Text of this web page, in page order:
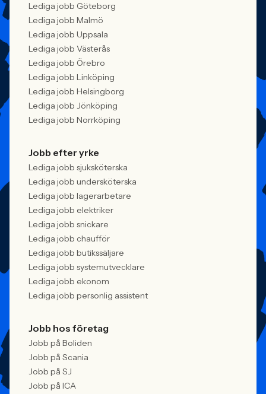
Lediga jobb Göteborg
Lediga jobb Malmö
Lediga jobb Uppsala
Lediga jobb Västerås
Lediga jobb Örebro
Lediga jobb Linköping
Lediga jobb Helsingborg
Lediga jobb Jönköping
Lediga jobb Norrköping
Jobb efter yrke
Lediga jobb sjuksköterska
Lediga jobb undersköterska
Lediga jobb lagerarbetare
Lediga jobb elektriker
Lediga jobb snickare
Lediga jobb chaufför
Lediga jobb butikssäljare
Lediga jobb systemutvecklare
Lediga jobb ekonom
Lediga jobb personlig assistent
Jobb hos företag
Jobb på Boliden
Jobb på Scania
Jobb på SJ
Jobb på ICA